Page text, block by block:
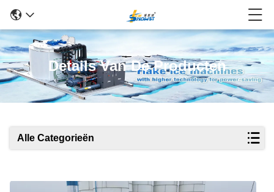
Details Van De Producten
Alle Categorieën